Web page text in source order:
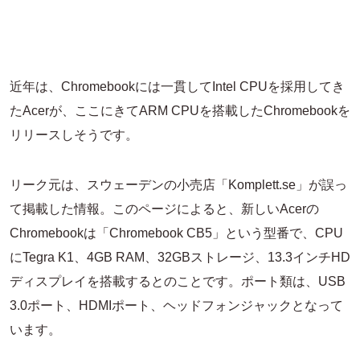
近年は、Chromebookには一貫してIntel CPUを採用してき
たAcerが、ここにきてARM CPUを搭載したChromebookを
リリースしそうです。
リーク元は、スウェーデンの小売店「Komplett.se」が誤っ
て掲載した情報。このページによると、新しいAcerの
Chromebookは「Chromebook CB5」という型番で、CPU
にTegra K1、4GB RAM、32GBストレージ、13.3インチHD
ディスプレイを搭載するとのことです。ポート類は、USB
3.0ポート、HDMIポート、ヘッドフォンジャックとなって
います。